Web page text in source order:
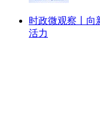
时政微观察丨向
活力